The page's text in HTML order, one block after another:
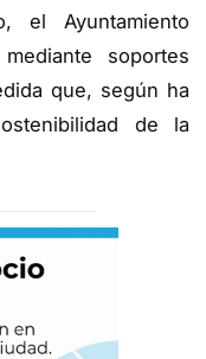
el Ayuntamiento
soportes
que, según ha
de la